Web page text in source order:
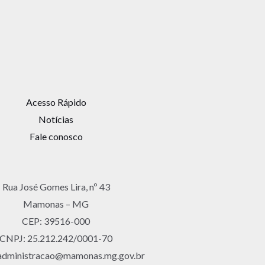
Acesso Rápido
Notícias
Fale conosco
Rua José Gomes Lira, nº 43
Mamonas – MG
CEP: 39516-000
CNPJ: 25.212.242/0001-70